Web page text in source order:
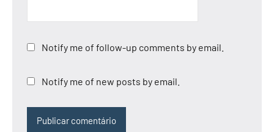
Notify me of follow-up comments by email.
Notify me of new posts by email.